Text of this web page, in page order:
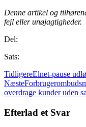
Denne artikel og
fejl eller unøjagtigheder.
Del:
Sats:
TidligereElnet-pause
Næste
overdrage kunder uden
Efterlad et Svar